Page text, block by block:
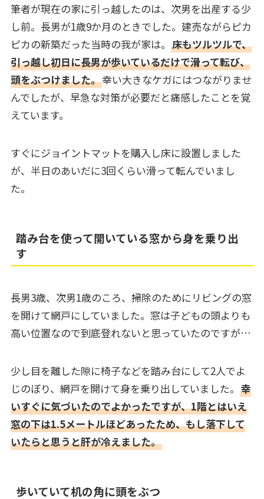
筆者が現在の家に引っ越したのは、次男を出産する少
し前。長男が1歳9か月のときでした。建売ながらピカ
ピカの新築だった当時の我が家は。 床もツルツルで、
引っ越し初日に長男が歩いているだけで滑って転び、
頭をぶつけました。幸い大きなケガにはつながりませ
んでしたが、早急な対策が必要だと痛感したことを覚
えています。
すぐにジョイントマットを購入し床に設置しました
が、半日のあいだに3回くらい滑って転んでいまし
た。
踏み台を使って開いている窓から身を乗り出
す
長男3歳、次男1歳のころ、掃除のためにリビングの窓
を開けて網戸にしていました。窓は子どもの頭よりも
高い位置なので到底登れないと思っていたのですが…
少し目を離した隙に椅子などを踏み台にして2人でよ
じのぼり、網戸を開けて身を乗り出していました。 幸
いすぐに気づいたのでよかったですが、1階とはいえ
窓の下は1.5メートルほどあったため、もし落下して
いたらと思うと肝が冷えました。
歩いていて机の角に頭をぶつ